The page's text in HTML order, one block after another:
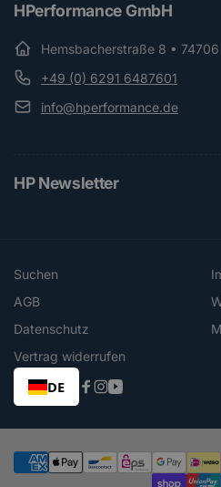
HPerformance GmbH
Hemsbacherstraße 8 •
+49 (0) 6291 6487601
info@hperformance.de
HP Newsletter
Suchen
AGB
Datenschutz
Vertrag widerrufen
DE
Facebook
Instagram
YouTube